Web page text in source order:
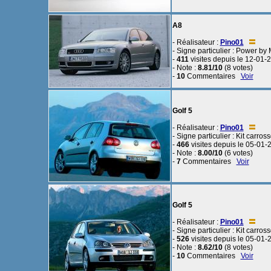
A8
- Réalisateur : Pino01
- Signe particulier : Power by
- 411visites depuis le 12-01-
- Note : 8.81/10(8 votes)
- 10Commentaires Voir
Golf 5
- Réalisateur : Pino01
- Signe particulier : Kit
- 466visites depuis le 05-01-
- Note : 8.00/10(6 votes)
- 7Commentaires Voir
Golf 5
- Réalisateur : Pino01
- Signe particulier : Kit
- 526visites depuis le 05-01-
- Note : 8.62/10(8 votes)
- 10Commentaires Voir